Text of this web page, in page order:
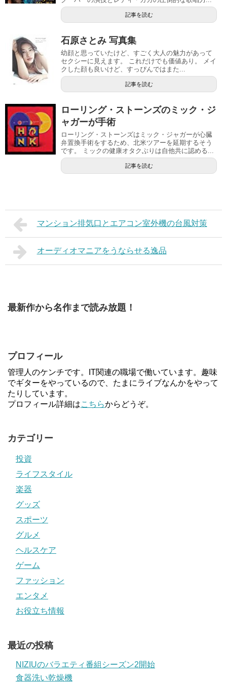
記事を読む
石原さとみ 写真集
幼顔と思っていたけど、すごく大人の魅力があって
セクシーに見えます。 これだけでも価値あり。 メイ
クした顔も良いけど、すっぴんではまた...
記事を読む
ローリング・ストーンズのミック・ジ
ャガーが手術
ローリング・ストーンズはミック・ジャガーが心臓
弁置換手術をするため、北米ツアーを延期するそう
です。 ミックの健康オタクぶりは自他共に認める...
記事を読む
マンション排気口とエアコン室外機の台風対策
オーディオマニアをうならせる逸品
最新作から名作まで読み放題！
プロフィール
管理人のケンチです。IT関連の職場で働いています。趣味
でギターをやっているので、たまにライブなんかをやって
たりしています。
プロフィール詳細はこちらからどうぞ。
カテゴリー
投資
ライフスタイル
楽器
グッズ
スポーツ
グルメ
ヘルスケア
ゲーム
ファッション
エンタメ
お役立ち情報
最近の投稿
NIZIUのバラエティ番組シーズン2開始
食器洗い乾燥機